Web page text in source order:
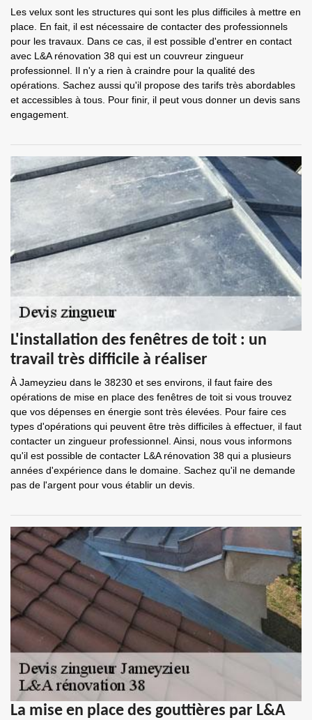
Les velux sont les structures qui sont les plus difficiles à mettre en
place. En fait, il est nécessaire de contacter des professionnels
pour les travaux. Dans ce cas, il est possible d'entrer en contact
avec L&A rénovation 38 qui est un couvreur zingueur
professionnel. Il n'y a rien à craindre pour la qualité des
opérations. Sachez aussi qu'il propose des tarifs très abordables
et accessibles à tous. Pour finir, il peut vous donner un devis sans
engagement.
L'installation des fenêtres de toit : un
travail très difficile à réaliser
À Jameyzieu dans le 38230 et ses environs, il faut faire des
opérations de mise en place des fenêtres de toit si vous trouvez
que vos dépenses en énergie sont très élevées. Pour faire ces
types d'opérations qui peuvent être très difficiles à effectuer, il faut
contacter un zingueur professionnel. Ainsi, nous vous informons
qu'il est possible de contacter L&A rénovation 38 qui a plusieurs
années d'expérience dans le domaine. Sachez qu'il ne demande
pas de l'argent pour vous établir un devis.
La mise en place des gouttières par L&A